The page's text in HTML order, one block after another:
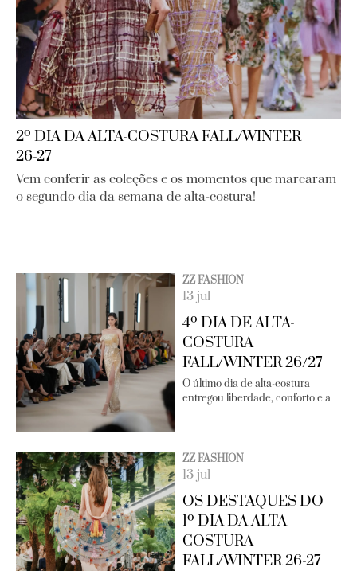
2º DIA DA ALTA-COSTURA FALL/WINTER
26-27
Vem conferir as coleções e os momentos que marcaram
o segundo dia da semana de alta-costura!
ZZ FASHION
13 jul
4º DIA DE ALTA-
COSTURA
FALL/WINTER 26/27
O último dia de alta-costura
entregou liberdade, conforto e a…
ZZ FASHION
13 jul
OS DESTAQUES DO
1º DIA DA ALTA-
COSTURA
FALL/WINTER 26-27